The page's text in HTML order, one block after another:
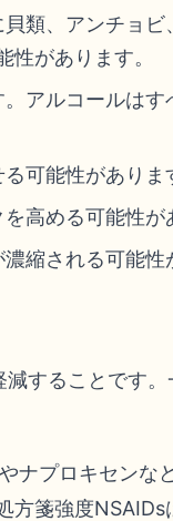
類、アンチョ
があります。
アルコールは
可能性がありま
高める可能性が
縮される可能性
することです
ナプロキセンな
方箋強度